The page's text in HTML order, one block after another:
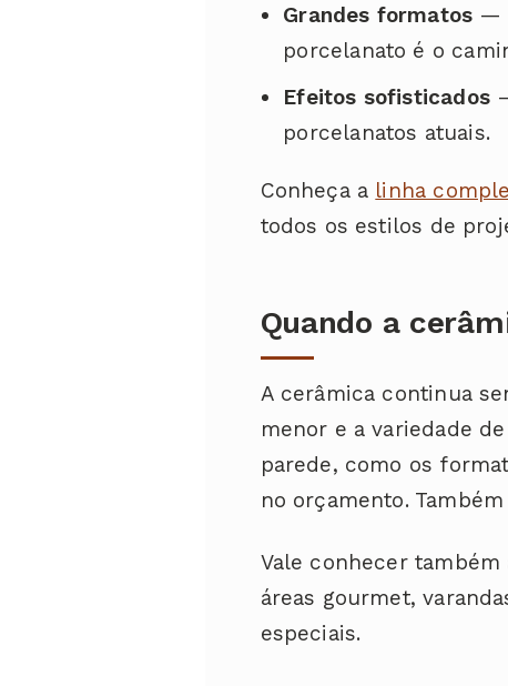
Grandes formatos —
porcelanato é o
Efeitos sofisticados—
porcelanatos atuais.
Conheça a linha
todos os estilos de
Quando a
A cerâmica continua
menor e a variedade
parede, como os
no orçamento.
Vale conhecer também
áreas gourmet,
especiais.